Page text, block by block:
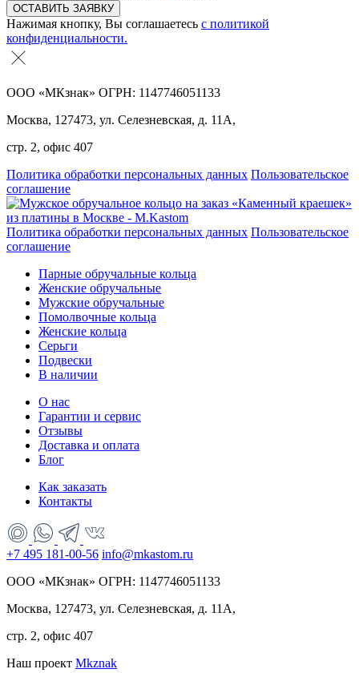
Нажимая кнопку, Вы соглашаетесь с политикой
конфиденциальности.
ООО «МКзнак» ОГРН: 1147746051133
Москва, 127473, ул. Селезневская, д. 11А,
стр. 2, офис 407
Политика обработки персональных данных Пользовательское
соглашение
Политика обработки персональных данных Пользовательское
соглашение
Парные обручальные кольца
Женские обручальные
Мужские обручальные
Помолвочные кольца
Женские кольца
Серьги
Подвески
В наличии
О нас
Гарантии и сервис
Отзывы
Доставка и оплата
Блог
Как заказать
Контакты
+7 495 181-00-56 info@mkastom.ru
ООО «МКзнак» ОГРН: 1147746051133
Москва, 127473, ул. Селезневская, д. 11А,
стр. 2, офис 407
Наш проект Mkznak